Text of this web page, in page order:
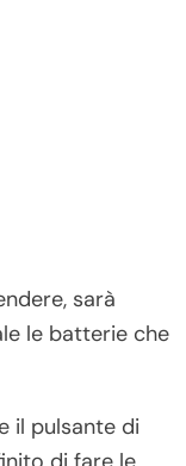
sarà
le batterie che
il pulsante di